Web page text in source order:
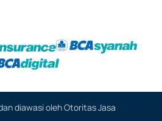
diawasi oleh Otoritas Jasa